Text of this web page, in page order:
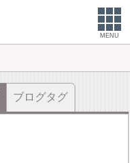
MENU
ブログタグ